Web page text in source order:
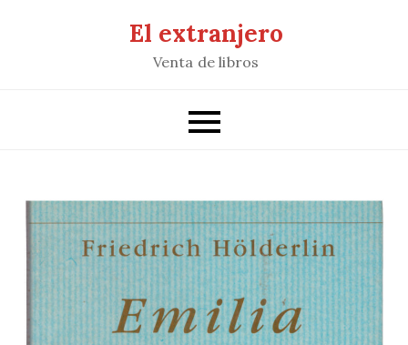
El extranjero
Venta de libros